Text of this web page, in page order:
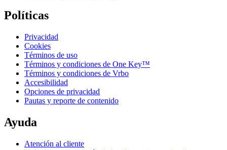
Políticas
Privacidad
Cookies
Términos de uso
Términos y condiciones de One Key™
Términos y condiciones de Vrbo
Accesibilidad
Opciones de privacidad
Pautas y reporte de contenido
Ayuda
Atención al cliente